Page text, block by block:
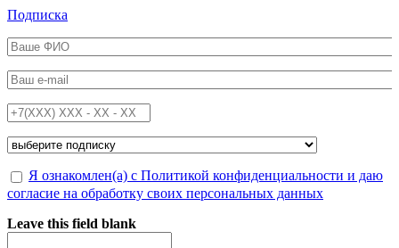
Перейти к основному содержанию
Подписка
ФИО*
Email*
Телефон*
Подписка на*
Обработка персональных данных*
Я ознакомлен(а) с Политикой конфиденциальности и даю
согласие на обработку своих персональных данных
Leave this field blank